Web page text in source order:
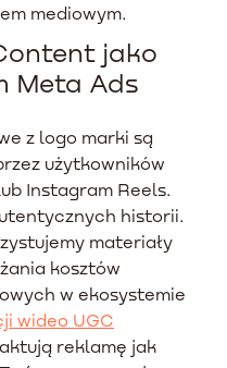
mediowym.
jako
Meta Ads
z logo marki są
użytkowników
Instagram Reels.
historii.
materiały
kosztów
w ekosystemie
wideo UGC
reklamę jak